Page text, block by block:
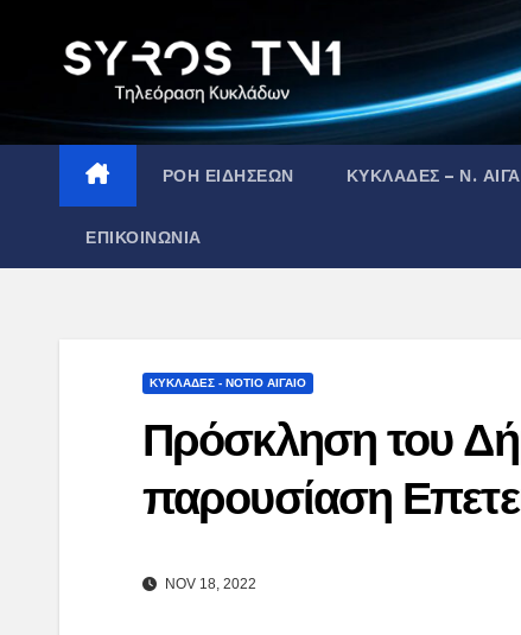
ΡΟΗ ΕΙΔΗΣΕΩΝ ΚΥΚΛΑΔΕΣ – Ν.
ΕΠΙΚΟΙΝΩΝΙΑ
ΚΥΚΛΑΔΕΣ - ΝΟΤΙΟ ΑΙΓΑΙΟ
Πρόσκληση του
παρουσίαση
NOV 18, 2022